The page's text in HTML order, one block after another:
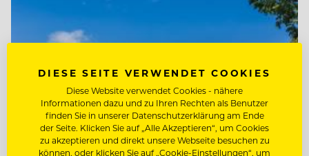
DIESE SEITE VERWENDET COOKIES
Diese Website verwendet Cookies - nähere
Informationen dazu und zu Ihren Rechten als Benutzer
finden Sie in unserer Datenschutzerklärung am Ende
der Seite. Klicken Sie auf „Alle Akzeptieren“, um Cookies
zu akzeptieren und direkt unsere Webseite besuchen zu
können, oder klicken Sie auf „Cookie-Einstellungen“, um